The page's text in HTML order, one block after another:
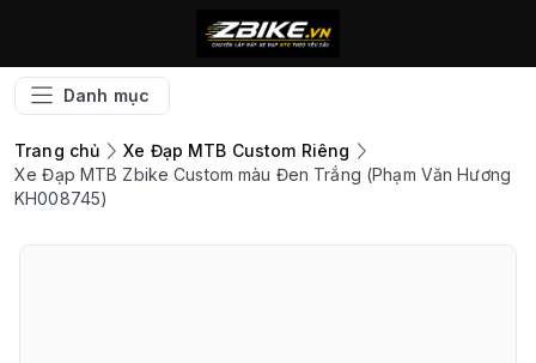
Danh mục
Trang chủ
Xe Đạp MTB Custom Riêng
Xe Đạp MTB Zbike Custom màu Đen Trắng (Phạm Văn Hương
KH008745)